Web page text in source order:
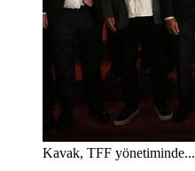
Kavak, TFF yönetiminde...